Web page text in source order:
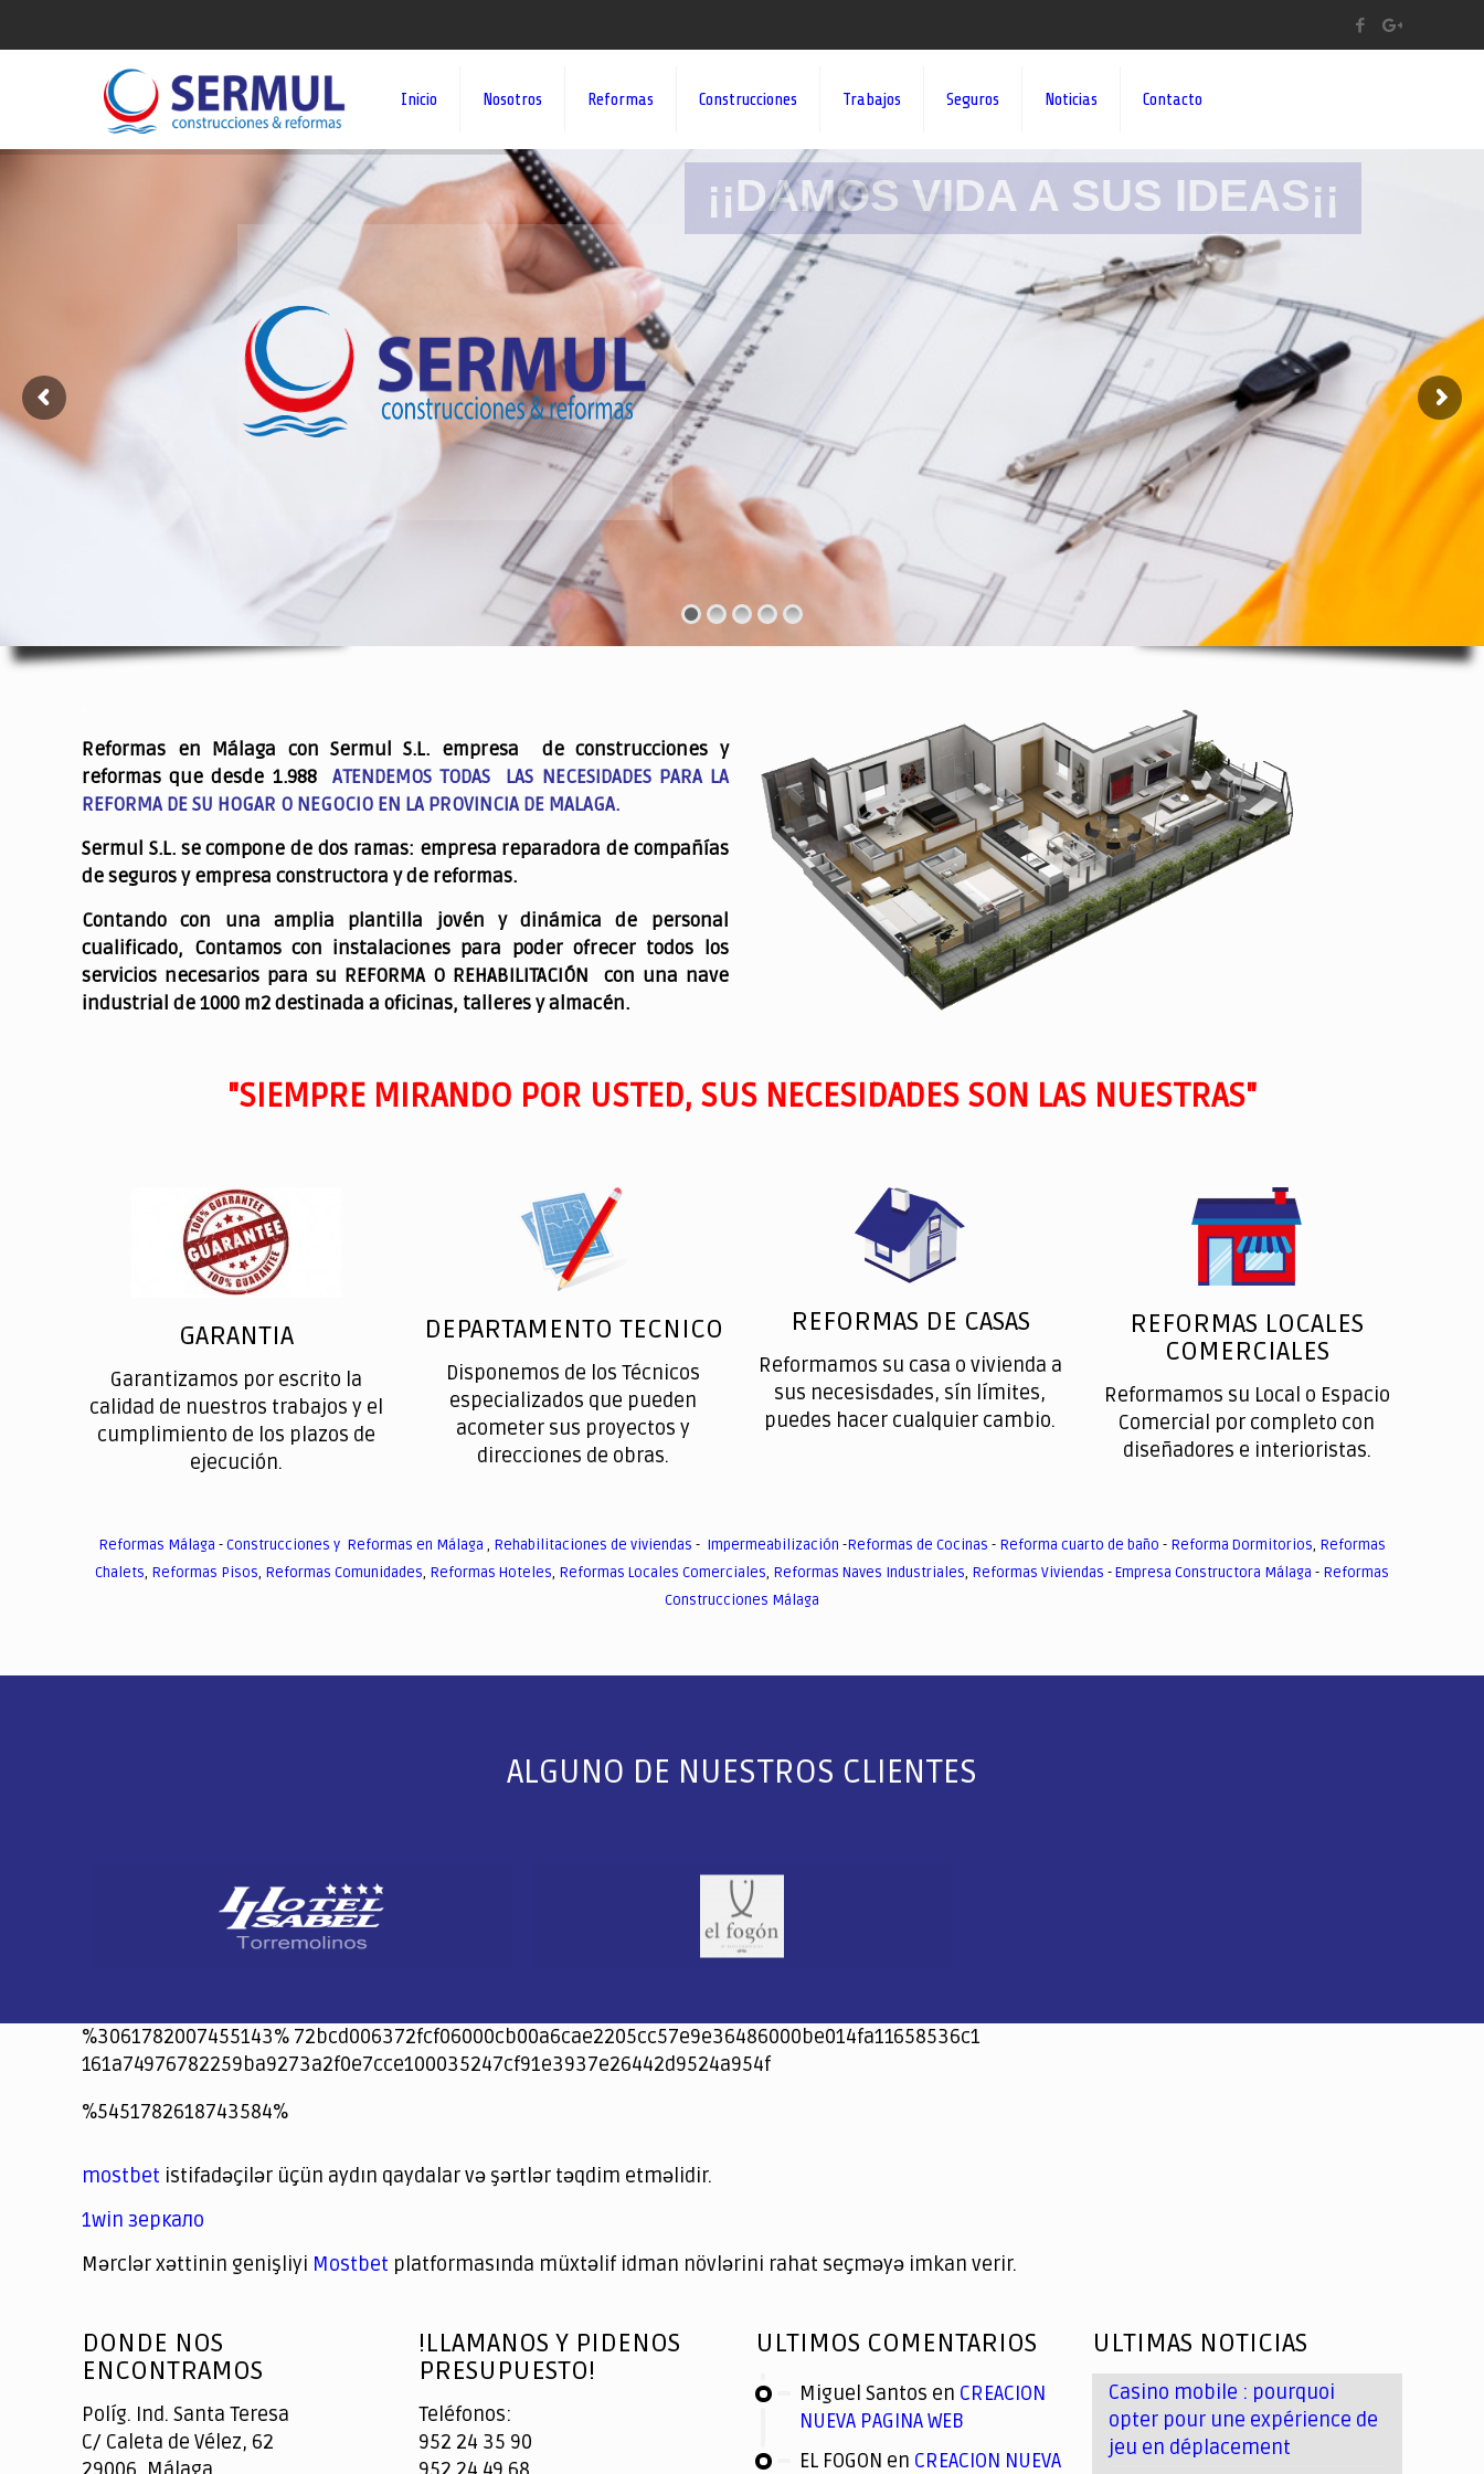
Inicio Nosotros Reformas Construcciones Trabajos Seguros Noticias Contacto
¡¡DAMOS VIDA A SUS IDEAS¡¡
Nadie mejor que nosotros para hacer la reforma
Reformas en Málaga con Sermul S.L. empresa de construcciones y
reformas que desde 1.988 ATENDEMOS TODAS LAS NECESIDADES PARA LA
REFORMA DE SU HOGAR O NEGOCIO EN LA PROVINCIA DE MALAGA.
Sermul S.L. se compone de dos ramas: empresa reparadora de compañías
de seguros y empresa constructora y de reformas.
Contando con una amplia plantilla jovén y dinámica de personal
cualificado, Contamos con instalaciones para poder ofrecer todos los
servicios necesarios para su REFORMA O REHABILITACIÓN con una nave
industrial de 1000 m2 destinada a oficinas, talleres y almacén.
"SIEMPRE MIRANDO POR USTED, SUS NECESIDADES SON LAS NUESTRAS"
GARANTIA
Garantizamos por escrito la
calidad de nuestros trabajos y el
cumplimiento de los plazos de
ejecución.
DEPARTAMENTO TECNICO
Disponemos de los Técnicos
especializados que pueden
acometer sus proyectos y
direcciones de obras.
REFORMAS DE CASAS
Reformamos su casa o vivienda a
sus necesisdades, sín límites,
puedes hacer cualquier cambio.
REFORMAS LOCALES
COMERCIALES
Reformamos su Local o Espacio
Comercial por completo con
diseñadores e interioristas.
Reformas Málaga -Construcciones y Reformas en Málaga , Rehabilitaciones de viviendas - Impermeabilización -Reformas de Cocinas - Reforma cuarto de baño - Reforma Dormitorios, Reformas
Chalets, Reformas Pisos, Reformas Comunidades, Reformas Hoteles, Reformas Locales Comerciales, Reformas Naves Industriales, Reformas Viviendas -Empresa Constructora Málaga - Reformas
Construcciones Málaga
ALGUNO DE NUESTROS CLIENTES
%3061782007455143% 72bcd006372fcf06000cb00a6cae2205cc57e9e36486000be014fa11658536c1
161a74976782259ba9273a2f0e7cce100035247cf91e3937e26442d9524a954f
jeetcity
1xbet
jeet city casino
%5451782618743584%
spintiger
Avabet
Spinrise
Crown Green
Crowngreen casino login
슈가 러쉬1000 슬롯
crazy time casino online
1xcasinozambia.com
codingworldnews.com
parimatch.kr
winorio
winorio casino
winorio
mostbet istifadəçilər üçün aydın qaydalar və şərtlər təqdim etməlidir.
1win зеркало
Mərclər xəttinin genişliyi Mostbet platformasında müxtəlif idman növlərini rahat seçməyə imkan verir.
of
Casino
DONDE NOS
ENCONTRAMOS
Políg. Ind. Santa Teresa
C/ Caleta de Vélez, 62
!LLAMANOS Y PIDENOS
PRESUPUESTO!
Teléfonos:
952 24 35 90
ULTIMOS COMENTARIOS
Miguel Santos en CREACION
NUEVA PAGINA WEB
EL FOGON en CREACION NUEVA
ULTIMAS NOTICIAS
Casino mobile : pourquoi
opter pour une expérience de
jeu en déplacement